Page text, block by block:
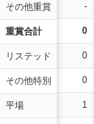
その他重賞
重賞合計
リステッド
その他特別
平場
-
0
0
0
1